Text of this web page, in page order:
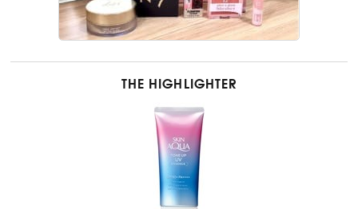
THE HIGHLIGHTER